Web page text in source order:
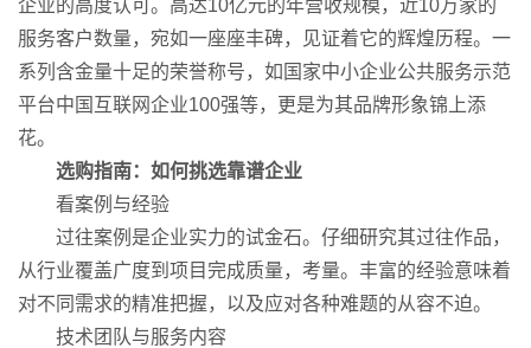
企业的高度认可。高达10亿元的年营收规模，近10万家的
服务客户数量，宛如一座座丰碑，见证着它的辉煌历程。一
系列含金量十足的荣誉称号，如国家中小企业公共服务示范
平台中国互联网企业100强等，更是为其品牌形象锦上添
花。
选购指南：如何挑选靠谱企业
看案例与经验
过往案例是企业实力的试金石。仔细研究其过往作品，
从行业覆盖广度到项目完成质量，考量。丰富的经验意味着
对不同需求的精准把握，以及应对各种难题的从容不迫。
技术团队与服务内容